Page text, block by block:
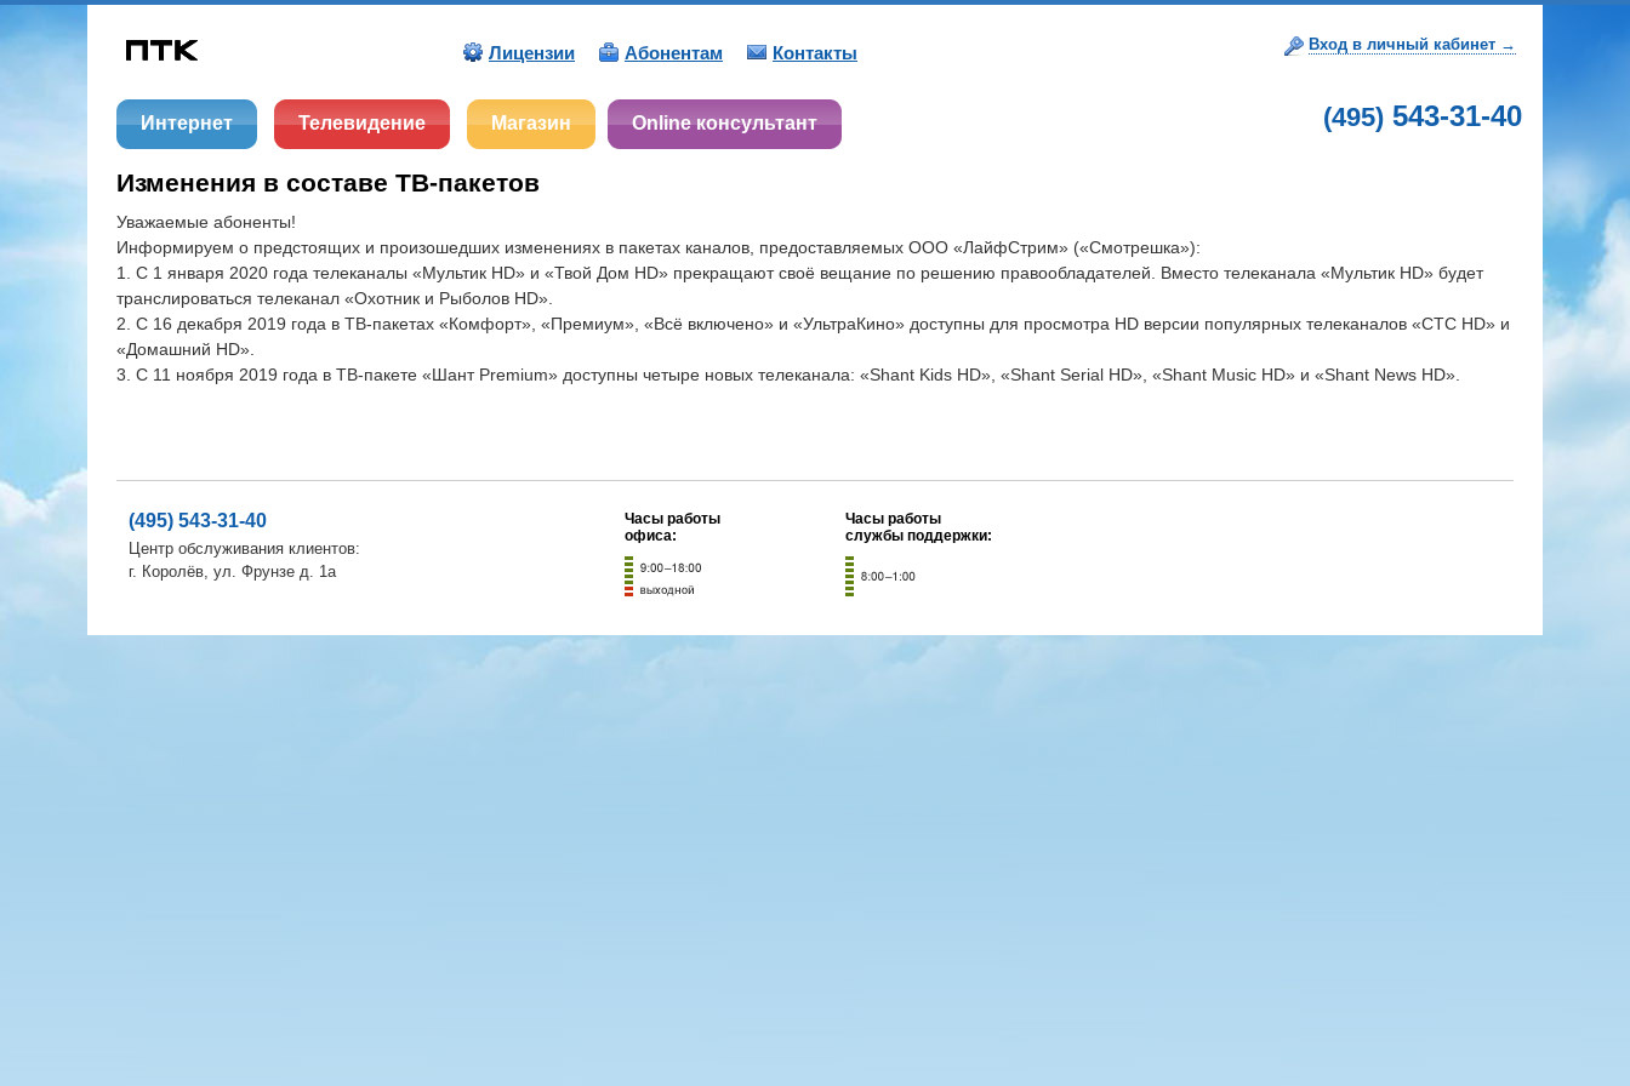
Лицензии Абонентам Контакты Вход в личный кабинет →
Интернет Телевидение Магазин Online консультант (495) 543-31-40
Изменения в составе ТВ-пакетов
Уважаемые абоненты!
Информируем о предстоящих и произошедших изменениях в пакетах каналов, предоставляемых ООО «ЛайфСтрим» («Смотрешка»):
1. С 1 января 2020 года телеканалы «Мультик HD» и «Твой Дом HD» прекращают своё вещание по решению правообладателей. Вместо телеканала «Мультик HD» будет
транслироваться телеканал «Охотник и Рыболов HD».
2. С 16 декабря 2019 года в ТВ-пакетах «Комфорт», «Премиум», «Всё включено» и «УльтраКино» доступны для просмотра HD версии популярных телеканалов «СТС HD» и
«Домашний HD».
3. С 11 ноября 2019 года в ТВ-пакете «Шант Premium» доступны четыре новых телеканала: «Shant Kids HD», «Shant Serial HD», «Shant Music HD» и «Shant News HD».
(495) 543-31-40
Центр обслуживания клиентов:
г. Королёв, ул. Фрунзе д. 1а
Часы работы
офиса:
Часы работы
службы поддержки: